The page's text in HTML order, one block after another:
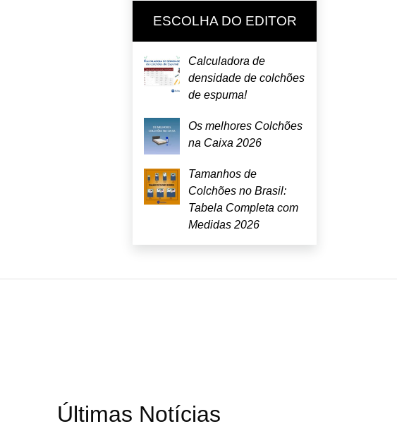
ESCOLHA DO EDITOR
Calculadora de
densidade de colchões
de espuma!
Os melhores Colchões
na Caixa 2026
Tamanhos de
Colchões no Brasil:
Tabela Completa com
Medidas 2026
Últimas Notícias